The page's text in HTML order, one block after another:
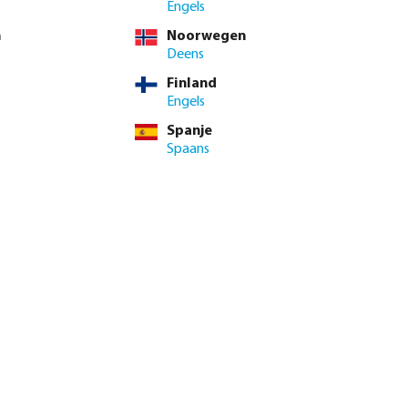
contact op met het verkoopteam
hoeveelheid in of gebruik de knoppen om de
Engels
Noorwegen
Deens
Finland
Engels
Spanje
Spaans